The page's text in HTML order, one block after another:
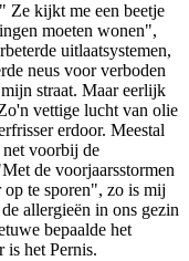
Ze kijkt me een beetje
moeten wonen",
uitlaatsystemen,
neus voor verboden
straat. Maar eerlijk
vettige lucht van olie
erdoor. Meestal
net voorbij de
de voorjaarsstormen
te sporen", zo is mij
allergieën in ons gezin
bepaalde het
is het Pernis.